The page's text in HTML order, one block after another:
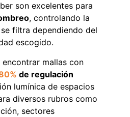
son excelentes para
, controlando la
filtra dependiendo del
escogido.
encontrar mallas con
de regulación
lumínica de espacios
diversos rubros como
sectores
Empaquetadura 1/4" 6.4mm
hypalon sin tela 3 MPA
1.192.666
Agregar al carrito